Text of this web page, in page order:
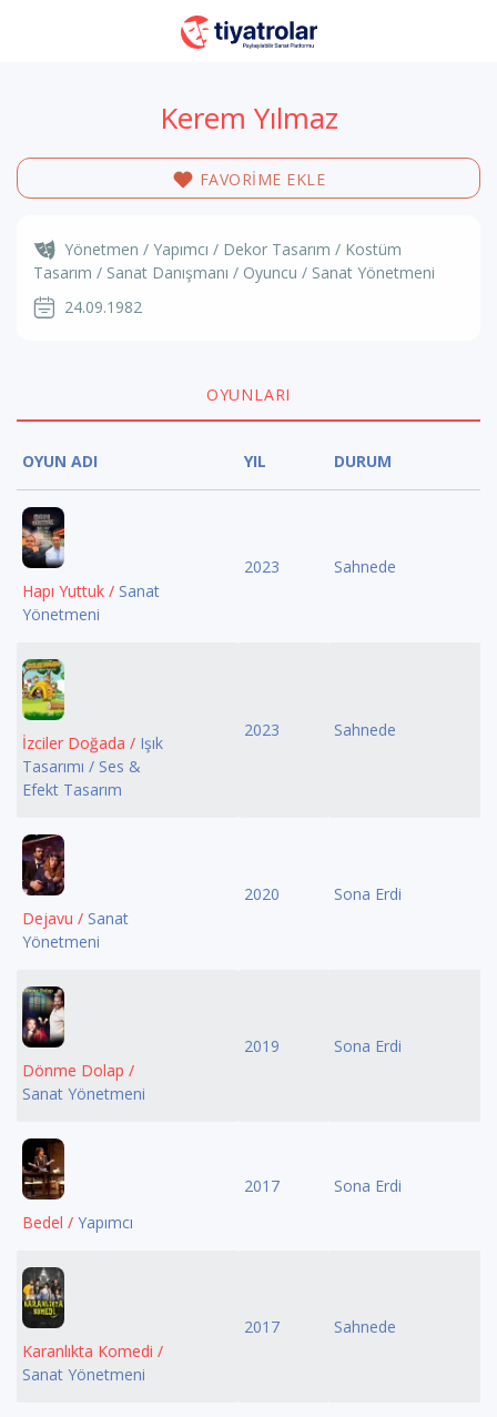
Kerem Yılmaz
FAVORİME EKLE
Yönetmen / Yapımcı / Dekor Tasarım / Kostüm
Tasarım / Sanat Danışmanı / Oyuncu / Sanat Yönetmeni
24.09.1982
OYUNLARI
OYUN ADI YIL DURUM
Hapı Yuttuk / Sanat
Yönetmeni
2023 Sahnede
İzciler Doğada / Işık
Tasarımı / Ses &
Efekt Tasarım
2023 Sahnede
Dejavu / Sanat
Yönetmeni
2020 Sona Erdi
Dönme Dolap /
Sanat Yönetmeni
2019 Sona Erdi
Bedel / Yapımcı
2017 Sona Erdi
Karanlıkta Komedi /
Sanat Yönetmeni
2017 Sahnede